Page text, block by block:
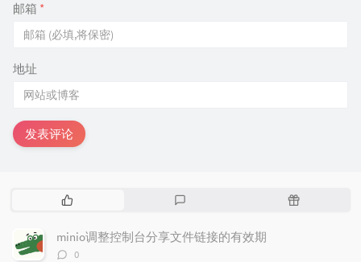
邮箱 *
地址
发表评论
热
文
章
评
随
minio调整控制台分享文件链接的有效期
评
0